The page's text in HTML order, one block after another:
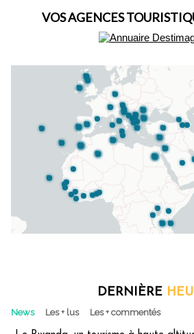
VOS AGENCES
DERNIÈRE
News Les + lus Les + commentés